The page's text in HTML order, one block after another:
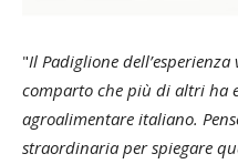
"Il Padiglione
comparto che più di altri ha
agroalimentare italiano.
straordinaria per spiegare